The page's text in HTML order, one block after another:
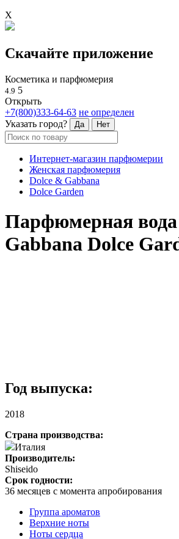
X
Скачайте приложение
Косметика и парфюмерия
4.9 5
Открыть
+7(800)333-64-63 не определен
Указать город?
Да Нет
Интернет-магазин парфюмерии
Женская парфюмерия
Dolce & Gabbana
Dolce Garden
Парфюмерная
Gabbana Dolce
Год выпуска:
2018
Страна производства:
Италия
Производитель:
Shiseido
Срок годности:
36 месяцев с момента апробирования
Группа ароматов
Верхние ноты
Ноты сердца